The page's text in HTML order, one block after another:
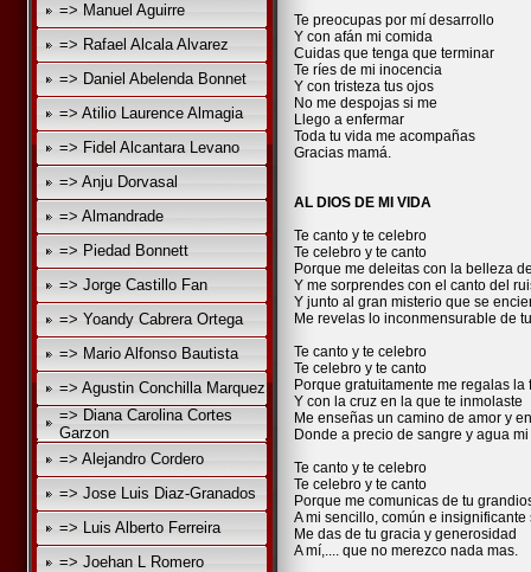
=> Manuel Aguirre
=> Rafael Alcala Alvarez
=> Daniel Abelenda Bonnet
=> Atilio Laurence Almagia
=> Fidel Alcantara Levano
=> Anju Dorvasal
=> Almandrade
=> Piedad Bonnett
=> Jorge Castillo Fan
=> Yoandy Cabrera Ortega
=> Mario Alfonso Bautista
=> Agustin Conchilla Marquez
=> Diana Carolina Cortes
Garzon
=> Alejandro Cordero
=> Jose Luis Diaz-Granados
=> Luis Alberto Ferreira
=> Joehan L Romero
Te preocupas por mí desarrollo
Y con afán mi comida
Cuidas que tenga que terminar
Te ríes de mi inocencia
Y con tristeza tus ojos
No me despojas si me
Llego a enfermar
Toda tu vida me acompañas
Gracias mamá.
AL DIOS DE MI VIDA
Te canto y te celebro
Te celebro y te canto
Porque me deleitas con la belleza
Y me sorprendes con el canto del
Y junto al gran misterio que se
Me revelas lo inconmensurable de
Te canto y te celebro
Te celebro y te canto
Porque gratuitamente me regalas la
Y con la cruz en la que te inmolaste
Me enseñas un camino de amor y
Donde a precio de sangre y agua
Te canto y te celebro
Te celebro y te canto
Porque me comunicas de tu
A mi sencillo, común e insignificante
Me das de tu gracia y generosidad
A mí,.... que no merezco nada mas.